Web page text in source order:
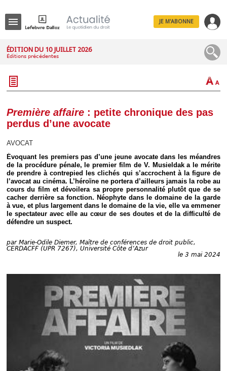
JE M'ABONNE
ÉDITION DU 10 JUILLET 2026
Éditions précédentes
Première affaire : petite chronique des pas
perdus d’une avocate
AVOCAT
Évoquant les premiers pas d’une jeune avocate dans les méandres
de la procédure pénale, le premier film de V. Musieldak a le mérite
de prendre à contrepied les clichés qui s’accrochent à la figure de
l’avocat au cinéma. L’héroïne ne portera d’ailleurs jamais la robe au
cours du film et dévoilera sa propre personnalité plutôt que de se
cacher derrière sa fonction. Néophyte dans le domaine de la garde
à vue, et plus largement dans le domaine de la vie, elle va emmener
le spectateur avec elle au cœur de ses doutes et de la difficulté de
défendre un suspect.
par Marie-Odile Diemer, Maître de conférences de droit public,
CERDACFF (UPR 7267), Université Côte d’Azur
le 3 mai 2024